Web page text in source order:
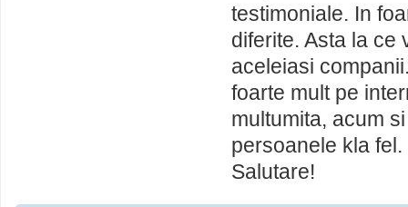
testimoniale. In
diferite. Asta la ce
aceleiasi
foarte mult pe
multumita, acum
persoanele kla
Salutare!